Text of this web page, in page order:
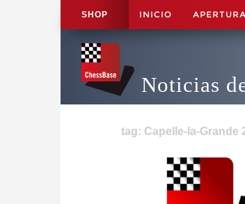
SHOP INICIO
Noticias
tag: Capelle-la-Grande